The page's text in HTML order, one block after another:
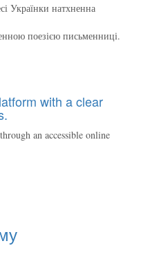
Українки натхненна
поезією письменниці.
with a clear
an accessible online